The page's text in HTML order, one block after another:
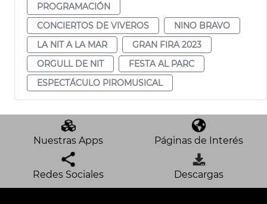
PROGRAMACIÓN
CONCIERTOS DE VIVEROS
NINO BRAVO
LA NIT A LA MAR
GRAN FIRA 2023
ORGULL DE NIT
FESTA AL PARC
ESPECTÁCULO PIROMUSICAL
Nuestras Apps Páginas de Interés
Redes Sociales Descargas